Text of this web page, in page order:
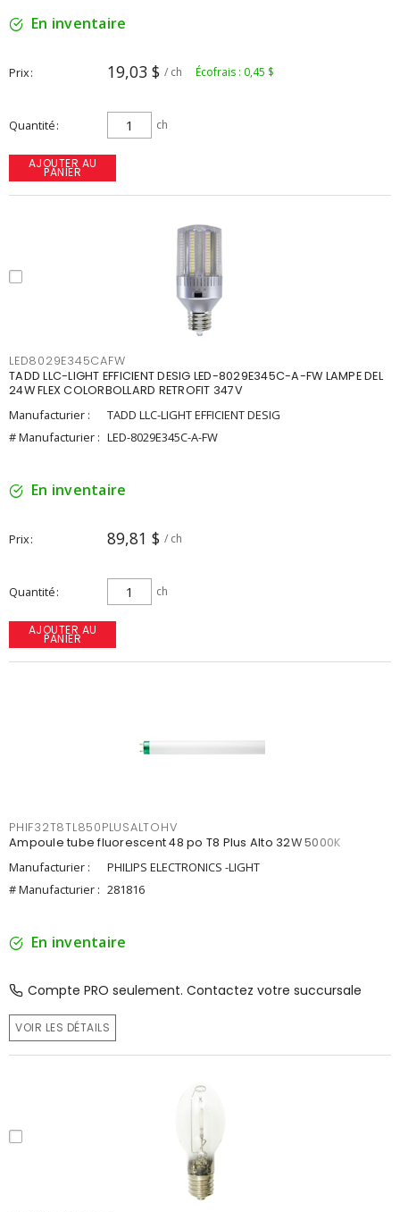
En inventaire
Prix 19,03 $ / ch Écofrais : 0,45 $
Quantité ch
AJOUTER AU
PANIER
LED8029E345CAFW
TADD LLC-LIGHT EFFICIENT DESIG LED-8029E345C-A-FW LAMPE DEL
24W FLEX COLORBOLLARD RETROFIT 347V
Manufacturier :
TADD LLC-LIGHT EFFICIENT DESIG
# Manufacturier : LED-8029E345C-A-FW
En inventaire
Prix 89,81 $ / ch
Quantité ch
AJOUTER AU
PANIER
PHIF32T8TL850PLUSALTOHV
Ampoule tube fluorescent 48 po T8 Plus Alto 32W 5000K
Manufacturier :
PHILIPS ELECTRONICS -LIGHT
# Manufacturier : 281816
En inventaire
Compte PRO seulement. Contactez votre succursale
VOIR LES DÉTAILS